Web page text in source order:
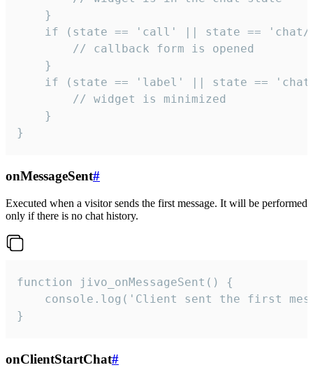
    }
if (state == 'call' || state ==
        // callback form is opened
    }
if (state == 'label' || state ==
        // widget is minimized
    }
}
onMessageSent#
Executed when a visitor sends the first message. It will be performed
only if there is no chat history.
function jivo_onMessageSent() {
console.log('Client sent the first
}
onClientStartChat#